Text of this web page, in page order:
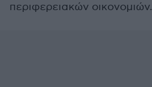
περιφερειακών οικονομιών.